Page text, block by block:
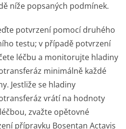
níže popsaných podmínek.
potvrzení pomocí druhého
testu; v případě potvrzení
léčbu a monitorujte hladiny
minimálně každé
Jestliže se hladiny
vrátí na hodnoty
zvažte opětovné
přípravku Bosentan Actavis